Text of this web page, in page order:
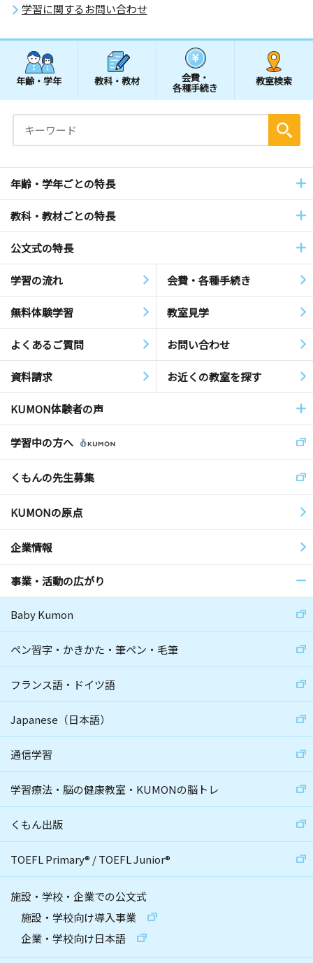
学習に関するお問い合わせ
年齢・学年 教科・教材 会費・
各種手続き
教室検索
年齢・学年ごとの特長
教科・教材ごとの特長
公文式の特長
学習の流れ 会費・各種手続き
無料体験学習 教室見学
よくあるご質問 お問い合わせ
資料請求 お近くの教室を探す
KUMON体験者の声
学習中の方へ
くもんの先生募集
KUMONの原点
企業情報
事業・活動の広がり
Baby Kumon
ペン習字・かきかた・筆ペン・毛筆
フランス語・ドイツ語
Japanese（日本語）
通信学習
学習療法・脳の健康教室・KUMONの脳トレ
くもん出版
TOEFL Primary® /TOEFL Junior®
施設・学校・企業での公文式
施設・学校向け導入事業
企業・学校向け日本語